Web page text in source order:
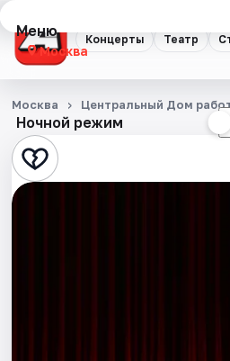
Концерты Театр
Меню
Москва
Концерты
Театр
Стендап
Ночной режим
Москва Центральный Дом